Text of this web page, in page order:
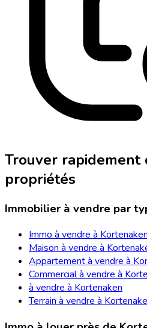
Trouver rapidement
propriétés
Immobilier à vendre par
Immo à vendre à Kortenaken
Maison à vendre à
Appartement à vendre à
Commercial à vendre à
à vendre à Kortenaken
Terrain à vendre à